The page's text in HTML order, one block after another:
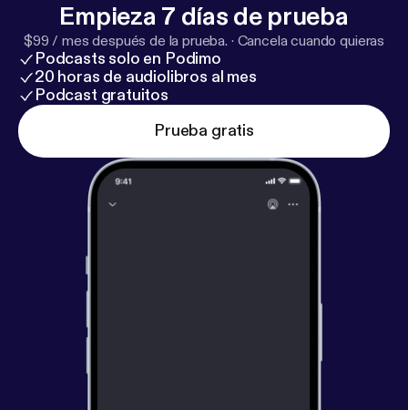
Empieza 7 días de prueba
$99 / mes después de la prueba. · Cancela cuando quieras
Podcasts solo en Podimo
20 horas de audiolibros al mes
Podcast gratuitos
Prueba gratis